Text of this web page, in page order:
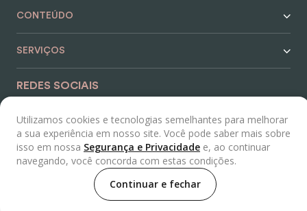
Utilizamos cookies e tecnologias semelhantes para melhorar
a sua experiência em nosso site. Você pode saber mais sobre
isso em nossa Segurança e Privacidade e, ao continuar
navegando, você concorda com estas condições.
Continuar e fechar
CONTEÚDO
SERVIÇOS
REDES SOCIAIS
Para dúvidas ou compras, entre em contato com nosso
De segunda à sexta das 7:30h às 18h e aos
sábados das 7:30h às 13:30h.Rua Engenheiro Fox Nº32, Lapa